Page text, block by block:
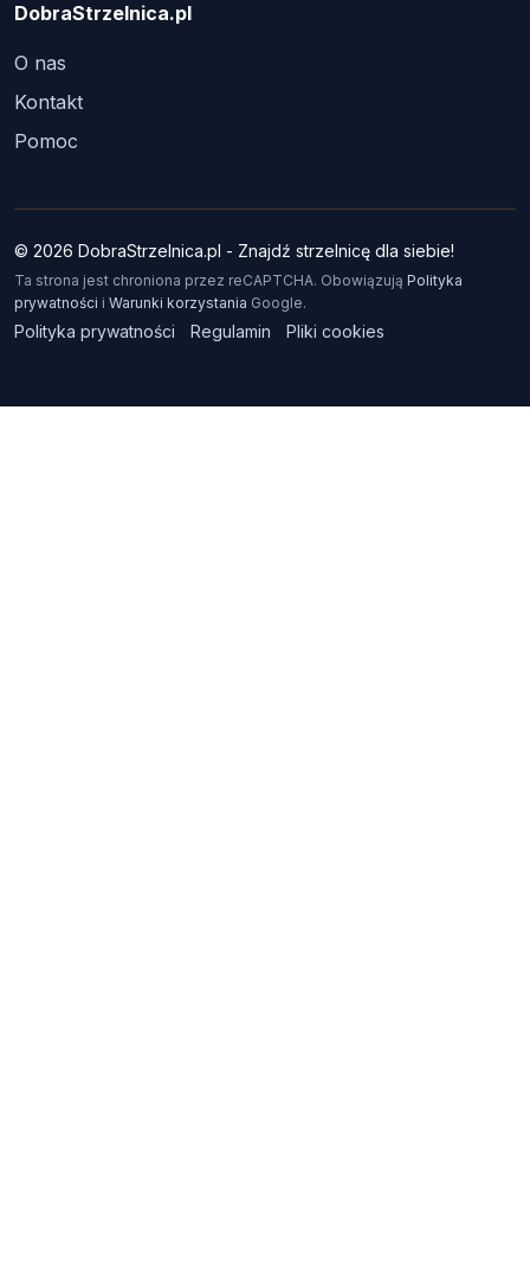
DobraStrzelnica.pl
O nas
Kontakt
Pomoc
© 2026 DobraStrzelnica.pl - Znajdź strzelnicę dla siebie!
Ta strona jest chroniona przez reCAPTCHA. Obowiązują Polityka
prywatności i Warunki korzystania Google.
Polityka prywatności Regulamin Pliki cookies